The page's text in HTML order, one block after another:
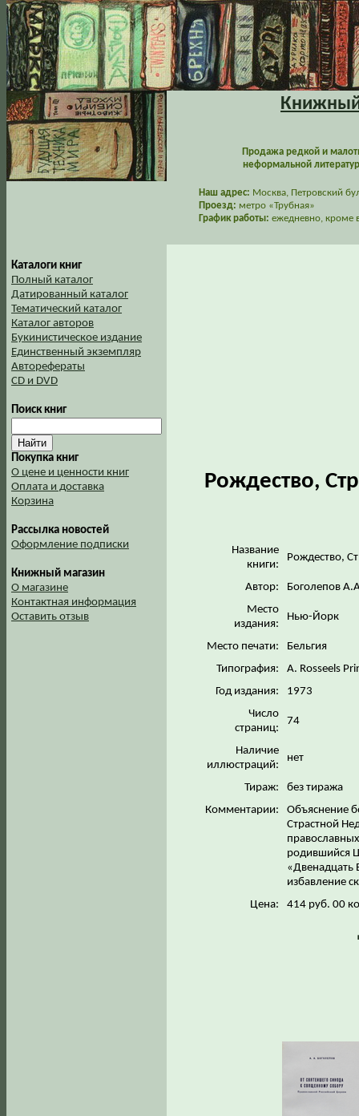
Книжный
Продажа редкой и
неформальной
Наш адрес: Москва, Петровский
Проезд: метро «Трубная»
График работы: ежедневно, кроме
Каталоги книг
Полный каталог
Датированный каталог
Тематический каталог
Каталог авторов
Букинистическое издание
Единственный экземпляр
Авторефераты
CD и DVD
Поиск книг
Покупка книг
О цене и ценности книг
Оплата и доставка
Корзина
Рассылка новостей
Оформление подписки
Книжный магазин
О магазине
Контактная информация
Оставить отзыв
Рождество,
Название
книги:
Рождество,
Автор:
Боголепов
Место
издания:
Нью-Йорк
Место печати:
Бельгия
Типография:
A. Rosseels
Год издания:
1973
Число
страниц:
74
Наличие
иллюстраций:
нет
Тираж:
без тиража
Комментарии:
Объяснение
Страстной
родившийся
«Двенадцать
избавление
Цена:
414 руб. 00